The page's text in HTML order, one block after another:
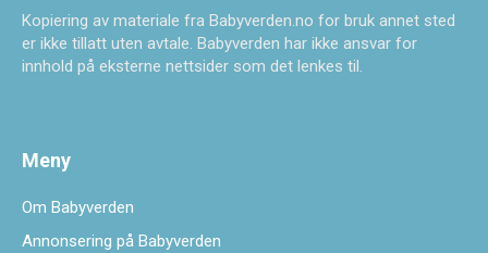
Kopiering av materiale fra Babyverden.no for bruk annet sted
er ikke tillatt uten avtale. Babyverden har ikke ansvar for
innhold på eksterne nettsider som det lenkes til.
Meny
Om Babyverden
Annonsering på Babyverden